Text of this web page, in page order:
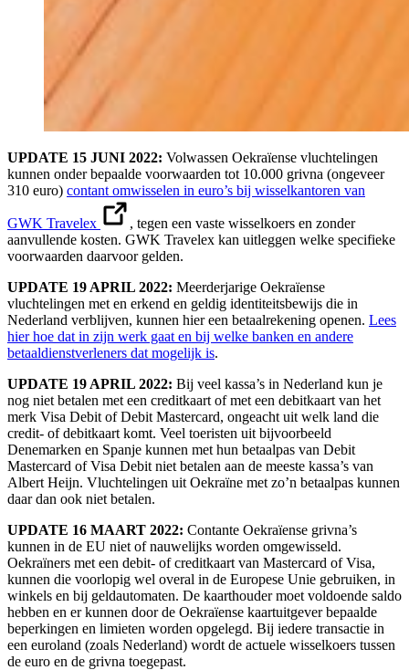
UPDATE 15 JUNI 2022: Volwassen Oekraïense vluchtelingen
kunnen onder bepaalde voorwaarden tot 10.000 grivna (ongeveer
310 euro) contant omwisselen in euro’s bij wisselkantoren van
GWK Travelex
, tegen een vaste wisselkoers en zonder
aanvullende kosten. GWK Travelex kan uitleggen welke specifieke
voorwaarden daarvoor gelden.
UPDATE 19 APRIL 2022: Meerderjarige Oekraïense
vluchtelingen met en erkend en geldig identiteitsbewijs die in
Nederland verblijven, kunnen hier een betaalrekening openen. Lees
hier hoe dat in zijn werk gaat en bij welke banken en andere
betaaldienstverleners dat mogelijk is.
UPDATE 19 APRIL 2022: Bij veel kassa’s in Nederland kun je
nog niet betalen met een creditkaart of met een debitkaart van het
merk Visa Debit of Debit Mastercard, ongeacht uit welk land die
credit- of debitkaart komt. Veel toeristen uit bijvoorbeeld
Denemarken en Spanje kunnen met hun betaalpas van Debit
Mastercard of Visa Debit niet betalen aan de meeste kassa’s van
Albert Heijn. Vluchtelingen uit Oekraïne met zo’n betaalpas kunnen
daar dan ook niet betalen.
UPDATE 16 MAART 2022: Contante Oekraïense grivna’s
kunnen in de EU niet of nauwelijks worden omgewisseld.
Oekraïners met een debit- of creditkaart van Mastercard of Visa,
kunnen die voorlopig wel overal in de Europese Unie gebruiken, in
winkels en bij geldautomaten. De kaarthouder moet voldoende saldo
hebben en er kunnen door de Oekraïense kaartuitgever bepaalde
beperkingen en limieten worden opgelegd. Bij iedere transactie in
een euroland (zoals Nederland) wordt de actuele wisselkoers tussen
de euro en de grivna toegepast.